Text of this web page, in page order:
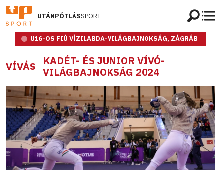
UTÁNPÓTLÁSSPORT
U16-OS FIÚ VÍZILABDA-VILÁGBAJNOKSÁG, ZÁGRÁB
VÍVÁS
KADÉT- ÉS JUNIOR VÍVÓ-
VILÁGBAJNOKSÁG 2024